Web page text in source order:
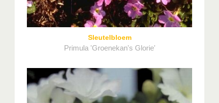
Sleutelbloem
Primula 'Groenekan's Glorie'